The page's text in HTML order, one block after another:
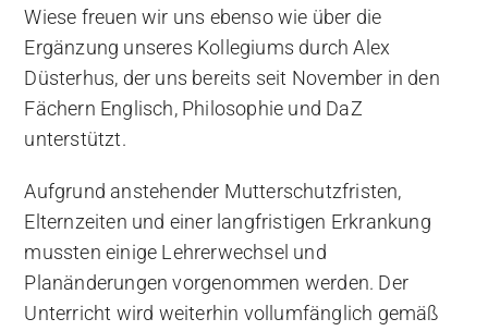
Wiese freuen wir uns ebenso wie über die
Ergänzung unseres Kollegiums durch Alex
Düsterhus, der uns bereits seit November in den
Fächern Englisch, Philosophie und DaZ
unterstützt.
Aufgrund anstehender Mutterschutzfristen,
Elternzeiten und einer langfristigen Erkrankung
mussten einige Lehrerwechsel und
Planänderungen vorgenommen werden. Der
Unterricht wird weiterhin vollumfänglich gemäß